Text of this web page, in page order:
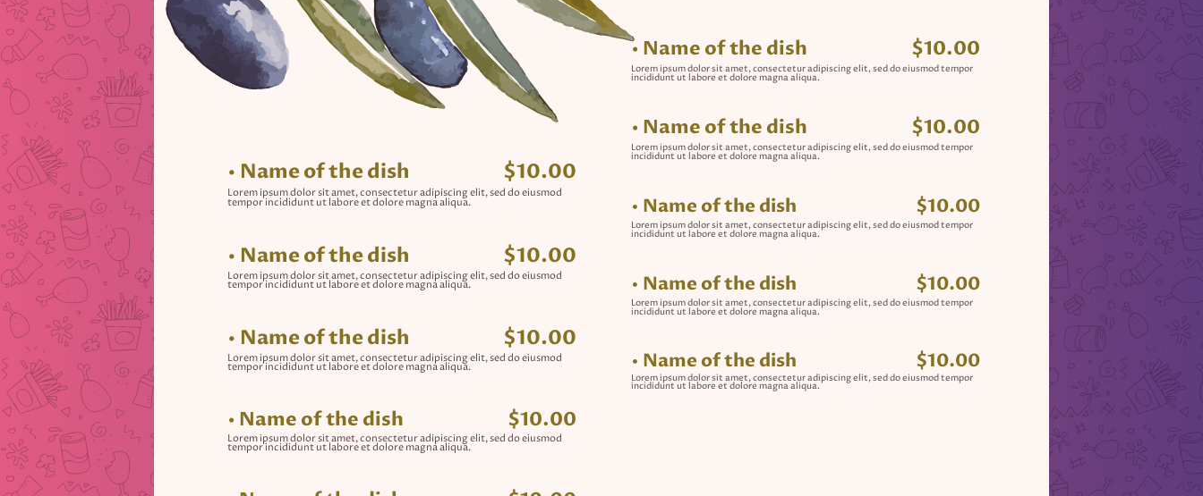
• Name of the dish $10.00
Lorem ipsum dolor sit amet, consectetur adipiscing elit, sed do eiusmod
tempor incididunt ut labore et dolore magna aliqua.
• Name of the dish $10.00
Lorem ipsum dolor sit amet, consectetur adipiscing elit, sed do eiusmod
tempor incididunt ut labore et dolore magna aliqua.
• Name of the dish $10.00
Lorem ipsum dolor sit amet, consectetur adipiscing elit, sed do eiusmod
tempor incididunt ut labore et dolore magna aliqua.
• Name of the dish $10.00
Lorem ipsum dolor sit amet, consectetur adipiscing elit, sed do eiusmod
tempor incididunt ut labore et dolore magna aliqua.
• Name of the dish $10.00
Lorem ipsum dolor sit amet, consectetur adipiscing elit, sed do eiusmod tempor
incididunt ut labore et dolore magna aliqua.
• Name of the dish $10.00
Lorem ipsum dolor sit amet, consectetur adipiscing elit, sed do eiusmod tempor
incididunt ut labore et dolore magna aliqua.
• Name of the dish $10.00
Lorem ipsum dolor sit amet, consectetur adipiscing elit, sed do eiusmod tempor
incididunt ut labore et dolore magna aliqua.
• Name of the dish $10.00
Lorem ipsum dolor sit amet, consectetur adipiscing elit, sed do eiusmod tempor
incididunt ut labore et dolore magna aliqua.
• Name of the dish $10.00
Lorem ipsum dolor sit amet, consectetur adipiscing elit, sed do eiusmod tempor
incididunt ut labore et dolore magna aliqua.